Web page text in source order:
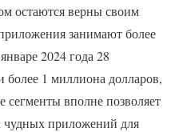
остаются верны своим
занимают более
2024 года 28
1 миллиона долларов,
сегменты вполне позволяет
чудных приложений для